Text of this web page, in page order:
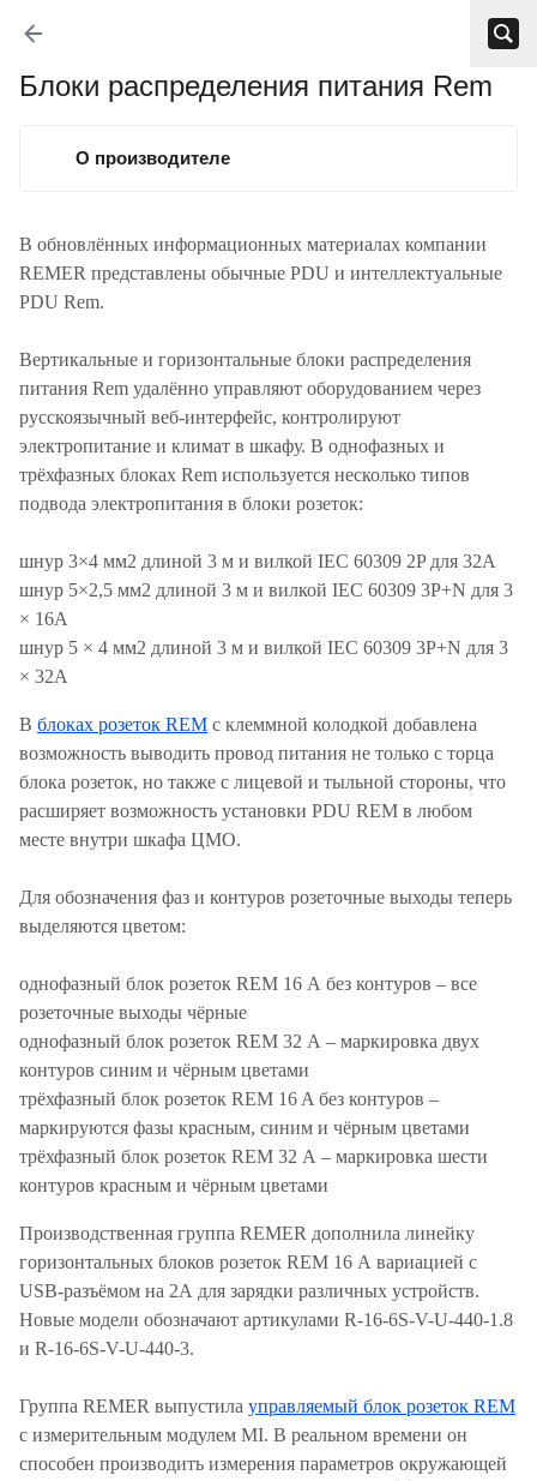
Блоки распределения питания Rem
О производителе
В обновлённых информационных материалах компании
REMER представлены обычные PDU и интеллектуальные
PDU Rem.
Вертикальные и горизонтальные блоки распределения
питания Rem удалённо управляют оборудованием через
русскоязычный веб-интерфейс, контролируют
электропитание и климат в шкафу. В однофазных и
трёхфазных блоках Rem используется несколько типов
подвода электропитания в блоки розеток:
шнур 3×4 мм2 длиной 3 м и вилкой IEC 60309 2P для 32А
шнур 5×2,5 мм2 длиной 3 м и вилкой IEC 60309 3P+N для 3
× 16А
шнур 5 × 4 мм2 длиной 3 м и вилкой IEC 60309 3P+N для 3
× 32А
В блоках розеток REM с клеммной колодкой добавлена
возможность выводить провод питания не только с торца
блока розеток, но также с лицевой и тыльной стороны, что
расширяет возможность установки PDU REM в любом
месте внутри шкафа ЦМО.
Для обозначения фаз и контуров розеточные выходы теперь
выделяются цветом:
однофазный блок розеток REM 16 А без контуров – все
розеточные выходы чёрные
однофазный блок розеток REM 32 А – маркировка двух
контуров синим и чёрным цветами
трёхфазный блок розеток REM 16 A без контуров –
маркируются фазы красным, синим и чёрным цветами
трёхфазный блок розеток REM 32 А – маркировка шести
контуров красным и чёрным цветами
Производственная группа REMER дополнила линейку
горизонтальных блоков розеток REM 16 А вариацией с
USB-разъёмом на 2А для зарядки различных устройств.
Новые модели обозначают артикулами R-16-6S-V-U-440-1.8
и R-16-6S-V-U-440-3.
Группа REMER выпустила управляемый блок розеток REM
с измерительным модулем MI. В реальном времени он
способен производить измерения параметров окружающей